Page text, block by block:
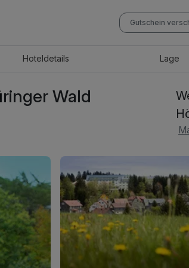
Gutschein
Hoteldetails Lage
Wald